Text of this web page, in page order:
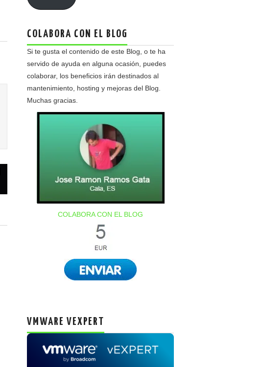
COLABORA CON EL BLOG
Si te gusta el contenido de este Blog, o te ha
servido de ayuda en alguna ocasión, puedes
colaborar, los beneficios irán destinados al
mantenimiento, hosting y mejoras del Blog.
Muchas gracias.
COLABORA CON EL BLOG
VMWARE VEXPERT